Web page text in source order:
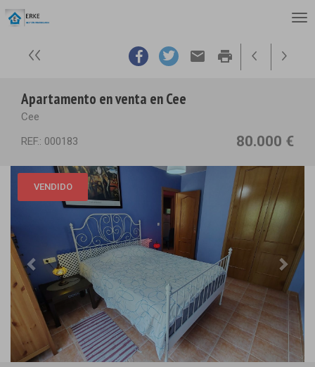
email print
Apartamento en venta en Cee
Cee
REF.: 000183
80.000 €
VENDIDO